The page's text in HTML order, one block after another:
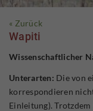
« Zurück
Wapiti
Wissenschaftlicher
Unterarten: Die von
korrespondieren
Einleitung).